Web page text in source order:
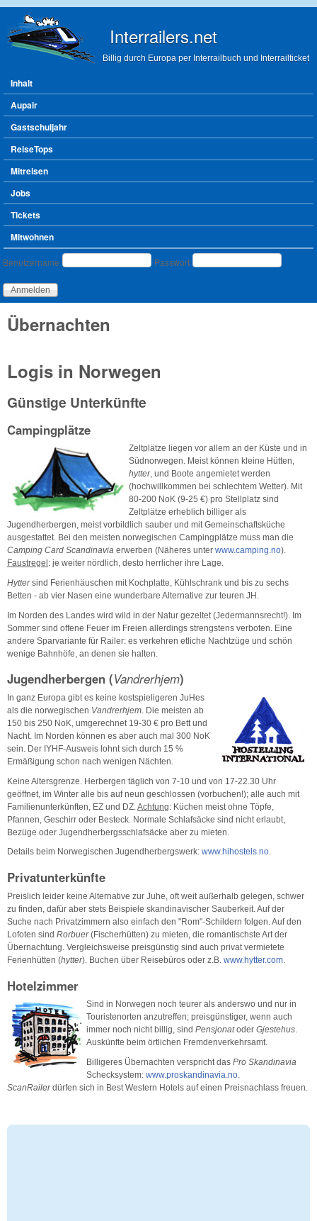
Interrailers.net
Billig durch Europa per Interrailbuch und Interrailticket
Hauptmenü
Inhalt
Aupair
Gastschuljahr
ReiseTops
Mitreisen
Jobs
Tickets
Mitwohnen
Benutzeranmeldung
Benutzername Passwort
Übernachten
Logis in Norwegen
Günstige Unterkünfte
Campingplätze
Zeltplätze liegen vor allem an der Küste und in
Südnorwegen. Meist können kleine Hütten,
hytter, und Boote angemietet werden
(hochwillkommen bei schlechtem Wetter). Mit
80-200 NoK (9-25 €) pro Stellplatz sind
Zeltplätze erheblich billiger als
Jugendherbergen, meist vorbildlich sauber und mit Gemeinschaftsküche
ausgestattet. Bei den meisten norwegischen Campingplätze muss man die
Camping Card Scandinavia erwerben (Näheres unter www.camping.no).
Faustregel : je weiter nördlich, desto herrlicher ihre Lage.
Hyttersind Ferienhäuschen mit Kochplatte, Kühlschrank und bis zu sechs
Betten - ab vier Nasen eine wunderbare Alternative zur teuren JH.
Im Norden des Landes wird wild in der Natur gezeltet (Jedermannsrecht!). Im
Sommer sind offene Feuer im Freien allerdings strengstens verboten. Eine
andere Sparvariante für Railer: es verkehren etliche Nachtzüge und schön
wenige Bahnhöfe, an denen sie halten.
Jugendherbergen (Vandrerhjem)
In ganz Europa gibt es keine kostspieligeren JuHes
als die norwegischen Vandrerhjem. Die meisten ab
150 bis 250 NoK, umgerechnet 19-30 € pro Bett und
Nacht. Im Norden können es aber auch mal 300 NoK
sein. Der IYHF-Ausweis lohnt sich durch 15 %
Ermäßigung schon nach wenigen Nächten.
Keine Altersgrenze. Herbergen täglich von 7-10 und von 17-22.30 Uhr
geöffnet, im Winter alle bis auf neun geschlossen (vorbuchen!); alle auch mit
Familienunterkünften, EZ und DZ. Achtung: Küchen meist ohne Töpfe,
Pfannen, Geschirr oder Besteck. Normale Schlafsäcke sind nicht erlaubt,
Bezüge oder Jugendherbergsschlafsäcke aber zu mieten.
Details beim Norwegischen Jugendherbergswerk: www.hihostels.no.
Privatunterkünfte
Preislich leider keine Alternative zur Juhe, oft weit außerhalb gelegen, schwer
zu finden, dafür aber stets Beispiele skandinavischer Sauberkeit. Auf der
Suche nach Privatzimmern also einfach den "Rom"-Schildern folgen. Auf den
Lofoten sind Rorbuer(Fischerhütten) zu mieten, die romantischste Art der
Übernachtung. Vergleichsweise preisgünstig sind auch privat vermietete
Ferienhütten (hytter). Buchen über Reisebüros oder z.B. www.hytter.com.
Hotelzimmer
Sind in Norwegen noch teurer als anderswo und nur in
Touristenorten anzutreffen; preisgünstiger, wenn auch
immer noch nicht billig, sind Pensjonatoder Gjestehus.
Auskünfte beim örtlichen Fremdenverkehrsamt.
Billigeres Übernachten verspricht das Pro Skandinavia
Schecksystem: www.proskandinavia.no.
ScanRailerdürfen sich in Best Western Hotels auf einen Preisnachlass freuen.